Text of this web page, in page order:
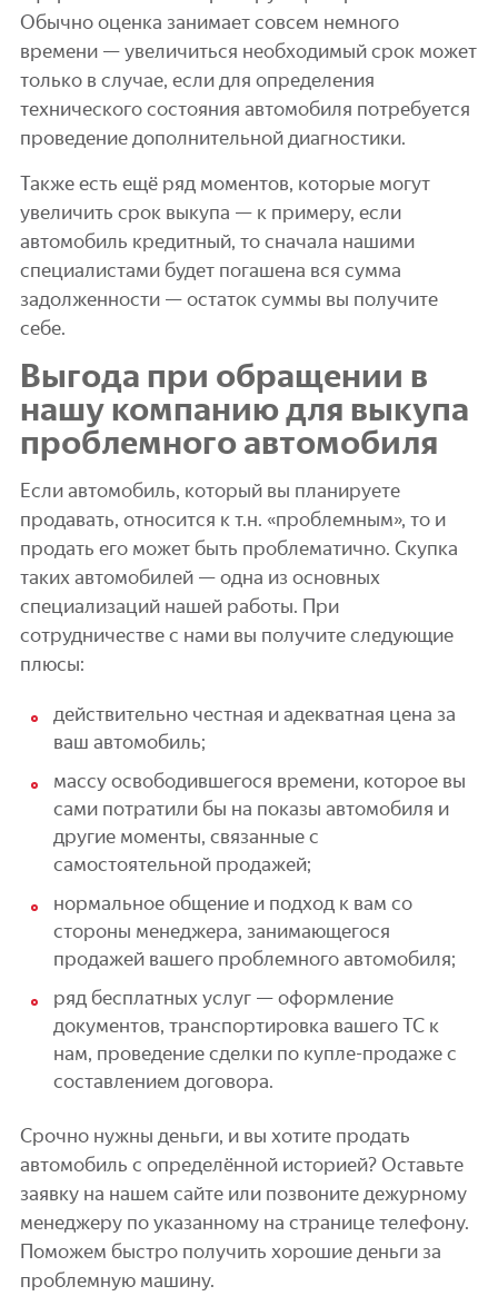
Обычно оценка занимает совсем немного
времени — увеличиться необходимый срок может
только в случае, если для определения
технического состояния автомобиля потребуется
проведение дополнительной диагностики.
Также есть ещё ряд моментов, которые могут
увеличить срок выкупа — к примеру, если
автомобиль кредитный, то сначала нашими
специалистами будет погашена вся сумма
задолженности — остаток суммы вы получите
себе.
Выгода при обращении в
нашу компанию для выкупа
проблемного автомобиля
Если автомобиль, который вы планируете
продавать, относится к т.н. «проблемным», то и
продать его может быть проблематично. Скупка
таких автомобилей — одна из основных
специализаций нашей работы. При
сотрудничестве с нами вы получите следующие
плюсы:
действительно честная и адекватная цена за
ваш автомобиль;
массу освободившегося времени, которое вы
сами потратили бы на показы автомобиля и
другие моменты, связанные с
самостоятельной продажей;
нормальное общение и подход к вам со
стороны менеджера, занимающегося
продажей вашего проблемного автомобиля;
ряд бесплатных услуг — оформление
документов, транспортировка вашего ТС к
нам, проведение сделки по купле-продаже с
составлением договора.
Срочно нужны деньги, и вы хотите продать
автомобиль с определённой историей? Оставьте
заявку на нашем сайте или позвоните дежурному
менеджеру по указанному на странице телефону.
Поможем быстро получить хорошие деньги за
проблемную машину.